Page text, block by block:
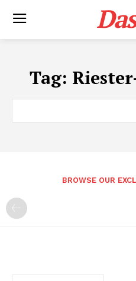
Tag:
BROWSE OUR